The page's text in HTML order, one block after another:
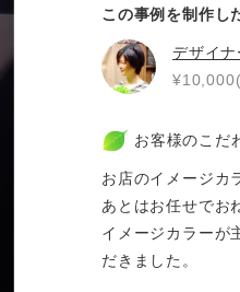
この事例を制作し
デザイナ
お客様のこだ
お店のイメージカ
あとはお任せでお
イメージカラーが
だきました。